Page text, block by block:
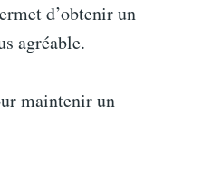
d’obtenir un
agréable.
maintenir un